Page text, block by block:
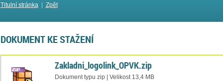
Titulní stránka| Zpět
DOKUMENT KE STAŽENÍ
Zakladni_logolink_OPVK.zip
Dokument typu zip | Velikost 13,4 MB